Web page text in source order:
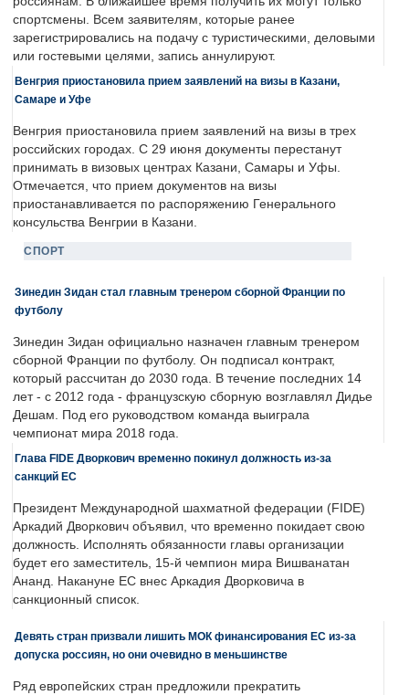
спортсмены. Всем заявителям, которые ранее
зарегистрировались на подачу с туристическими, деловыми
или гостевыми целями, запись аннулируют.
Венгрия приостановила прием заявлений на визы в Казани,
Самаре и Уфе
Венгрия приостановила прием заявлений на визы в трех
российских городах. С 29 июня документы перестанут
принимать в визовых центрах Казани, Самары и Уфы.
Отмечается, что прием документов на визы
приостанавливается по распоряжению Генерального
консульства Венгрии в Казани.
СПОРТ
Зинедин Зидан стал главным тренером сборной Франции по
футболу
Зинедин Зидан официально назначен главным тренером
сборной Франции по футболу. Он подписал контракт,
который рассчитан до 2030 года. В течение последних 14
лет - с 2012 года - французскую сборную возглавлял Дидье
Дешам. Под его руководством команда выиграла
чемпионат мира 2018 года.
Глава FIDE Дворкович временно покинул должность из-за
санкций ЕС
Президент Международной шахматной федерации (FIDE)
Аркадий Дворкович объявил, что временно покидает свою
должность. Исполнять обязанности главы организации
будет его заместитель, 15-й чемпион мира Вишванатан
Ананд. Накануне ЕС внес Аркадия Дворковича в
санкционный список.
Девять стран призвали лишить МОК финансирования ЕС из-за
допуска россиян, но они очевидно в меньшинстве
Ряд европейских стран предложили прекратить